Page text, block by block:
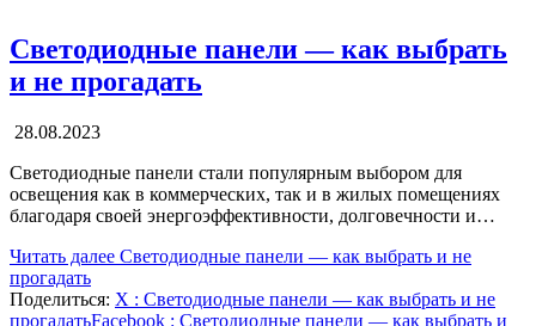
Светодиодные панели — как выбрать
и не прогадать
28.08.2023
Светодиодные панели стали популярным выбором для
освещения как в коммерческих, так и в жилых помещениях
благодаря своей энергоэффективности, долговечности и…
Читать далее Светодиодные панели — как выбрать и не
прогадать
Поделиться: X : Светодиодные панели — как выбрать и не
прогадатьFacebook : Светодиодные панели — как выбрать и